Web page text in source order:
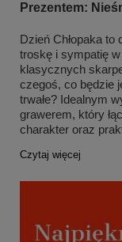
Prezentem:
Dzień Chłopaka to
troskę i sympatię
klasycznych
czegoś, co będzie
trwałe? Idealnym
grawerem, który
charakter oraz
Czytaj więcej